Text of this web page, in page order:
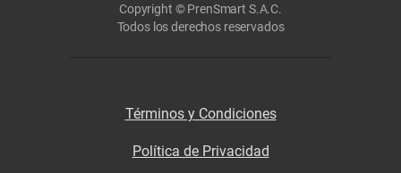
Copyright © PrenSmart S.A.C.
Todos los derechos reservados
Términos y Condiciones
Política de Privacidad